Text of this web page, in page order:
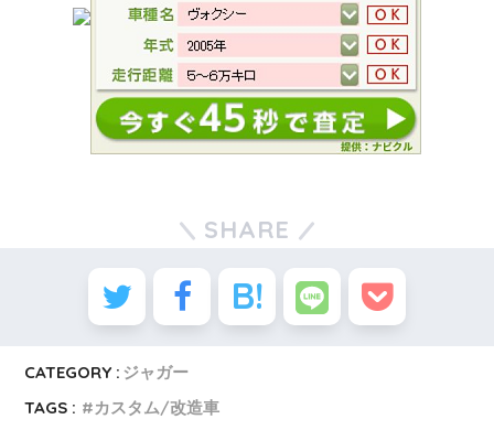
SHARE
CATEGORY : ジャガー
TAGS :
カスタム/改造車